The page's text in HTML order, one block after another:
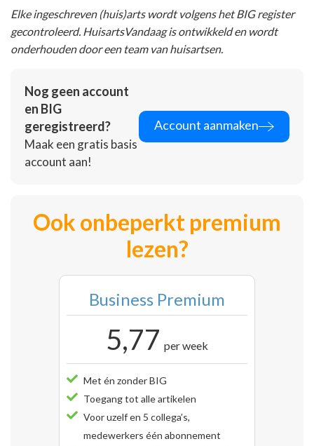
Elke ingeschreven (huis)arts wordt volgens het BIG register
gecontroleerd. HuisartsVandaag is ontwikkeld en wordt
onderhouden door een team van huisartsen.
Nog geen account
en BIG
geregistreerd?
Maak een gratis basis
account aan!
Account aanmaken
Ook onbeperkt premium
lezen?
Business Premium
5,77 per week
Met én zonder BIG
Toegang tot alle artikelen
Voor uzelf en 5 collega’s,
medewerkers één abonnement